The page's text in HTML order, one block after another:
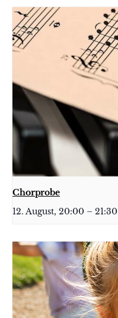
Chorprobe
12. August, 20:00 – 21:30